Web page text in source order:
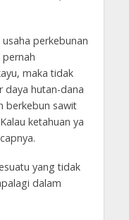
perkebunan
maka tidak
daya hutan-dana
berkebun sawit
ketahuan ya
yang tidak
dalam